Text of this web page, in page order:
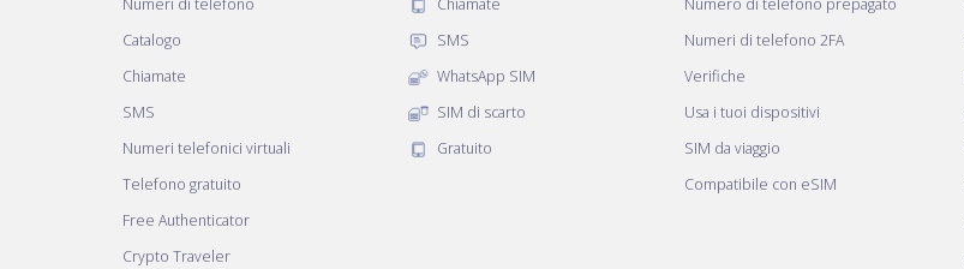
Catalogo
Chiamate
SMS
Numeri telefonici virtuali
Telefono gratuito
Free Authenticator
Crypto Traveler
SMS
WhatsApp SIM
SIM di scarto
Gratuito
Numeri di telefono 2FA
Verifiche
Usa i tuoi dispositivi
SIM da viaggio
Compatibile con eSIM